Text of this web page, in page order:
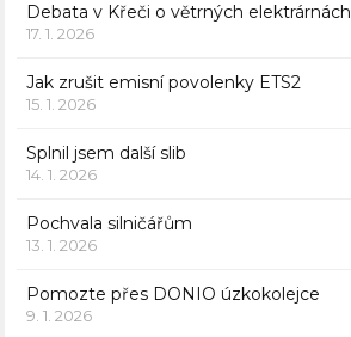
Debata v Křeči o větrných elektrárnách
17. 1. 2026
Jak zrušit emisní povolenky ETS2
15. 1. 2026
Splnil jsem další slib
14. 1. 2026
Pochvala silničářům
13. 1. 2026
Pomozte přes DONIO úzkokolejce
9. 1. 2026